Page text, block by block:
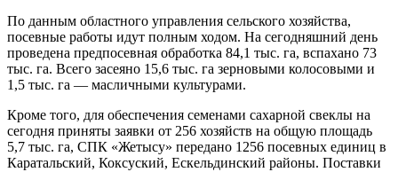
По данным областного управления сельского хозяйства,
посевные работы идут полным ходом. На сегодняшний день
проведена предпосевная обработка 84,1 тыс. га, вспахано 73
тыс. га. Всего засеяно 15,6 тыс. га зерновыми колосовыми и
1,5 тыс. га — масличными культурами.
Кроме того, для обеспечения семенами сахарной свеклы на
сегодня приняты заявки от 256 хозяйств на общую площадь
5,7 тыс. га, СПК «Жетысу» передано 1256 посевных единиц в
Каратальский, Коксуский, Ескельдинский районы. Поставки